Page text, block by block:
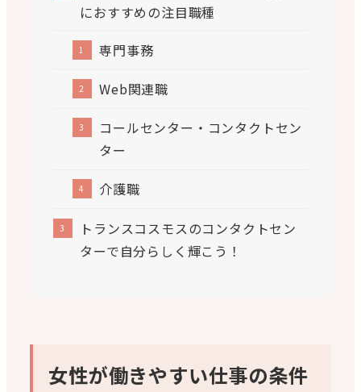
におすすめの注目職種
専門事務
Web関連職
コールセンター・コンタクトセン
ター
介護職
トランスコスモスのコンタクトセン
ターで自分らしく輝こう！
女性が働きやすい仕事の条件